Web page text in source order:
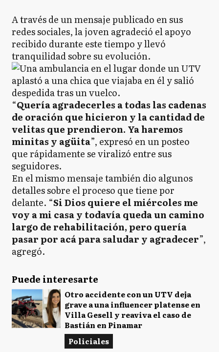
A través de un mensaje publicado en sus
redes sociales, la joven agradeció el apoyo
recibido durante este tiempo y llevó
tranquilidad sobre su evolución.
“Quería agradecerles a todas las cadenas
de oración que hicieron y la cantidad de
velitas que prendieron. Ya haremos
minitas y agüita”, expresó en un posteo
que rápidamente se viralizó entre sus
seguidores.
En el mismo mensaje también dio algunos
detalles sobre el proceso que tiene por
delante. “Si Dios quiere el miércoles me
voy a mi casa y todavía queda un camino
largo de rehabilitación, pero quería
pasar por acá para saludar y agradecer”,
agregó.
Puede interesarte
Otro accidente con un UTV deja
grave a una influencer platense en
Villa Gesell y reaviva el caso de
Bastián en Pinamar
Policiales